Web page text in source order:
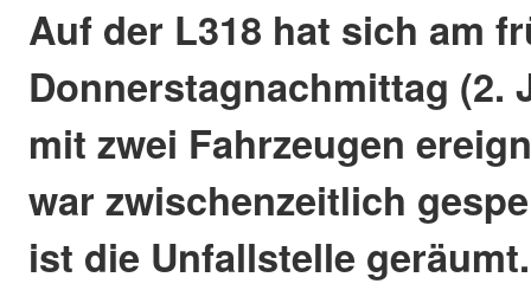
Auf der L318 hat sich am
Donnerstagnachmittag (2.
mit zwei Fahrzeugen
war zwischenzeitlich
ist die Unfallstelle geräumt.